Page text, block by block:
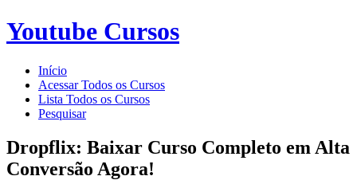
Youtube Cursos
Início
Acessar Todos os Cursos
Lista Todos os Cursos
Pesquisar
Dropflix: Baixar Curso Completo em Alta
Conversão Agora!